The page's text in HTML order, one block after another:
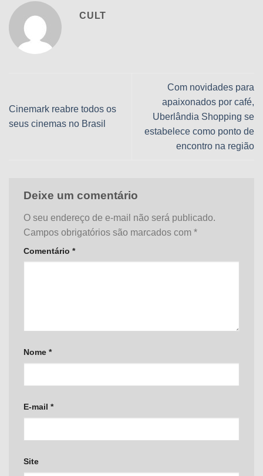
CULT
Cinemark reabre todos os
seus cinemas no Brasil
Com novidades para
apaixonados por café,
Uberlândia Shopping se
estabelece como ponto de
encontro na região
Deixe um comentário
O seu endereço de e-mail não será publicado.
Campos obrigatórios são marcados com *
Comentário *
Nome *
E-mail *
Site